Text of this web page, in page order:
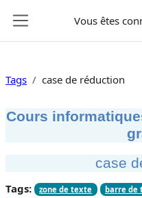
Vous êtes
Tags case de réduction
Cours
case
Tags: zone de texte barre de